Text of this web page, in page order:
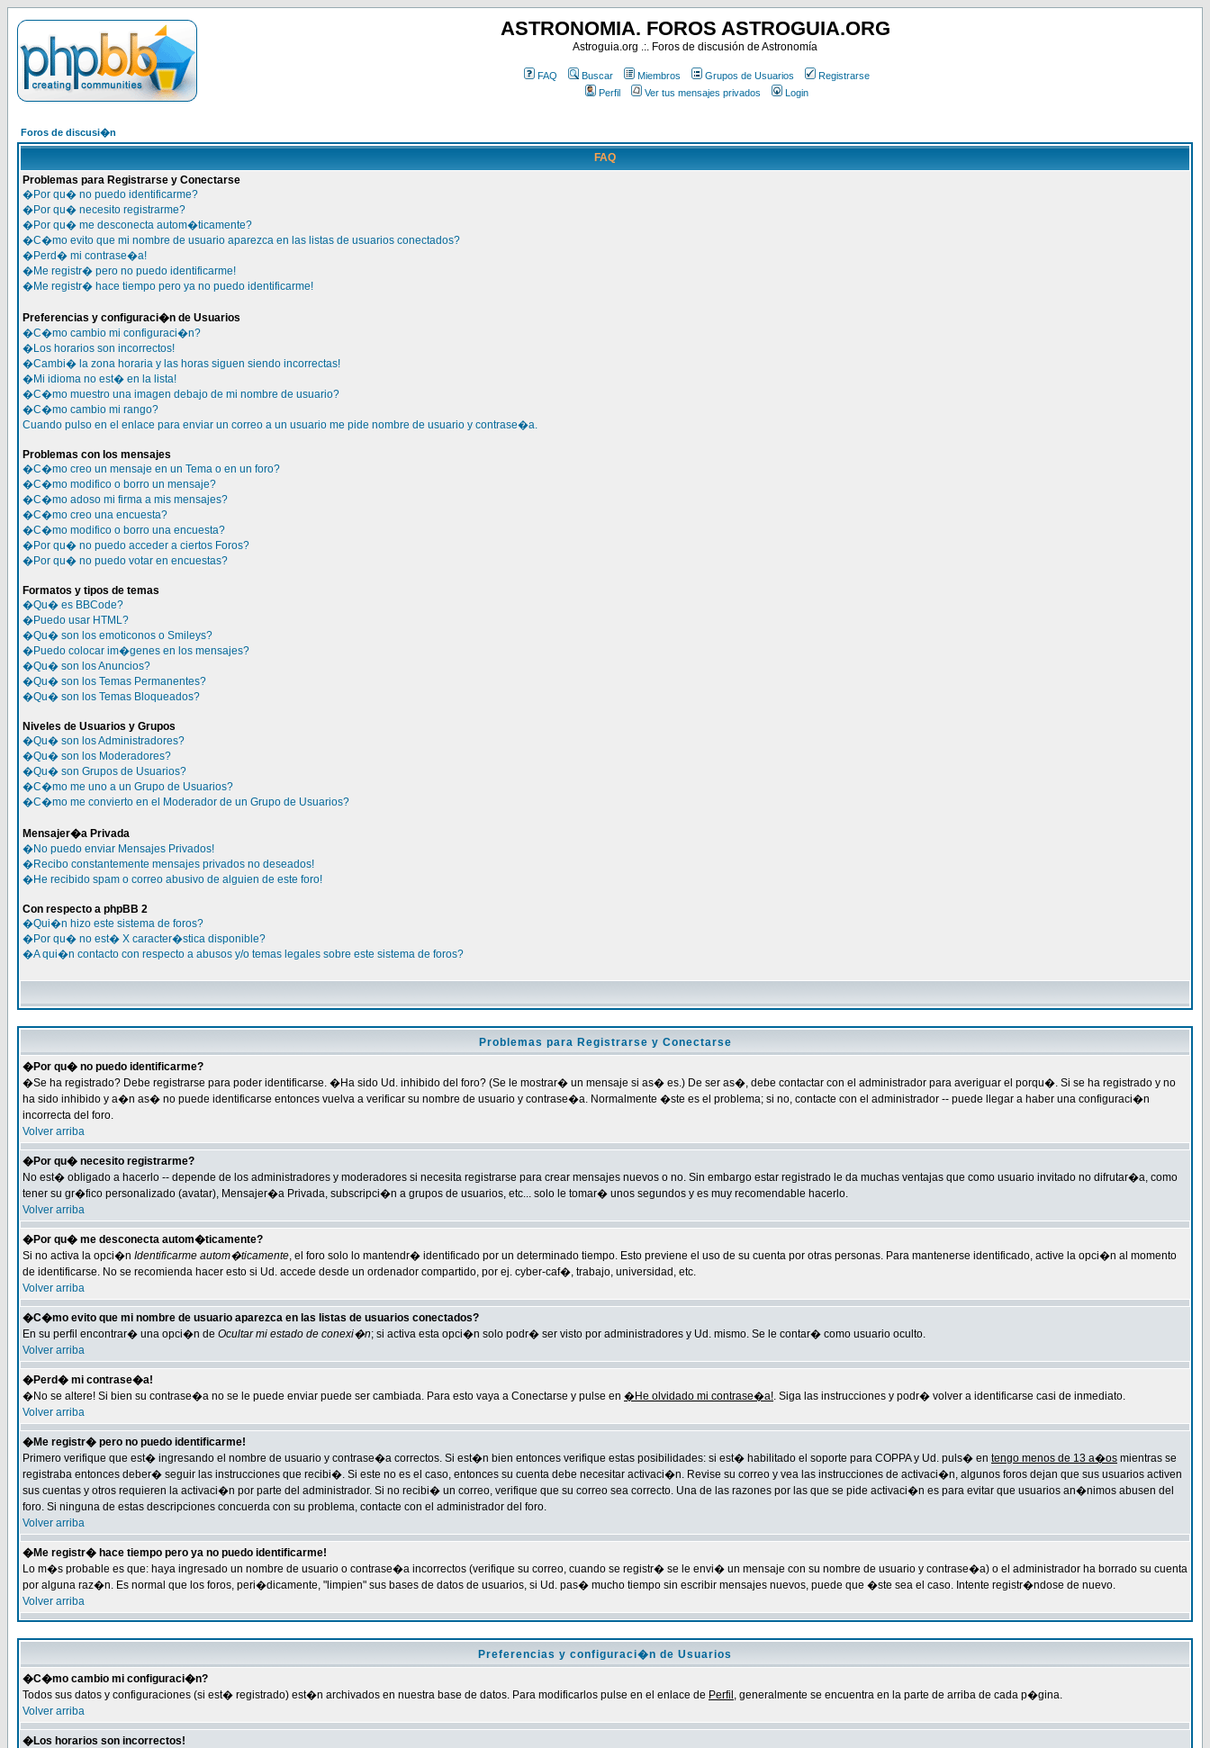
ASTRONOMIA. FOROS ASTROGUIA.ORG
Astroguia.org .:. Foros de discusión de Astronomía
FAQ Buscar Miembros Grupos de Usuarios
Registrarse
Perfil
Ver tus mensajes privados Login
Foros de discusi�n
FAQ
Problemas para Registrarse y Conectarse
�Por qu� no puedo identificarme?
�Por qu� necesito registrarme?
�Por qu� me desconecta autom�ticamente?
�C�mo evito que mi nombre de usuario aparezca en las listas de usuarios conectados?
�Perd� mi contrase�a!
�Me registr� pero no puedo identificarme!
�Me registr� hace tiempo pero ya no puedo identificarme!
Preferencias y configuraci�n de Usuarios
�C�mo cambio mi configuraci�n?
�Los horarios son incorrectos!
�Cambi� la zona horaria y las horas siguen siendo incorrectas!
�Mi idioma no est� en la lista!
�C�mo muestro una imagen debajo de mi nombre de usuario?
�C�mo cambio mi rango?
Cuando pulso en el enlace para enviar un correo a un usuario me pide nombre de usuario y contrase�a.
Problemas con los mensajes
�C�mo creo un mensaje en un Tema o en un foro?
�C�mo modifico o borro un mensaje?
�C�mo adoso mi firma a mis mensajes?
�C�mo creo una encuesta?
�C�mo modifico o borro una encuesta?
�Por qu� no puedo acceder a ciertos Foros?
�Por qu� no puedo votar en encuestas?
Formatos y tipos de temas
�Qu� es BBCode?
�Puedo usar HTML?
�Qu� son los emoticonos o Smileys?
�Puedo colocar im�genes en los mensajes?
�Qu� son los Anuncios?
�Qu� son los Temas Permanentes?
�Qu� son los Temas Bloqueados?
Niveles de Usuarios y Grupos
�Qu� son los Administradores?
�Qu� son los Moderadores?
�Qu� son Grupos de Usuarios?
�C�mo me uno a un Grupo de Usuarios?
�C�mo me convierto en el Moderador de un Grupo de Usuarios?
Mensajer�a Privada
�No puedo enviar Mensajes Privados!
�Recibo constantemente mensajes privados no deseados!
�He recibido spam o correo abusivo de alguien de este foro!
Con respecto a phpBB 2
�Qui�n hizo este sistema de foros?
�Por qu� no est� X caracter�stica disponible?
�A qui�n contacto con respecto a abusos y/o temas legales sobre este sistema de foros?
Problemas para Registrarse y Conectarse
�Por qu� no puedo identificarme?
�Se ha registrado? Debe registrarse para poder identificarse. �Ha sido Ud. inhibido del foro? (Se le mostrar� un mensaje si as� es.) De ser as�, debe contactar con el administrador para averiguar el porqu�. Si se ha registrado y no
ha sido inhibido y a�n as� no puede identificarse entonces vuelva a verificar su nombre de usuario y contrase�a. Normalmente �ste es el problema; si no, contacte con el administrador -- puede llegar a haber una configuraci�n
incorrecta del foro.
Volver arriba
�Por qu� necesito registrarme?
No est� obligado a hacerlo -- depende de los administradores y moderadores si necesita registrarse para crear mensajes nuevos o no. Sin embargo estar registrado le da muchas ventajas que como usuario invitado no difrutar�a, como
tener su gr�fico personalizado (avatar), Mensajer�a Privada, subscripci�n a grupos de usuarios, etc... solo le tomar� unos segundos y es muy recomendable hacerlo.
Volver arriba
�Por qu� me desconecta autom�ticamente?
Si no activa la opci�n Identificarme autom�ticamente, el foro solo lo mantendr� identificado por un determinado tiempo. Esto previene el uso de su cuenta por otras personas. Para mantenerse identificado, active la opci�n al momento
de identificarse. No se recomienda hacer esto si Ud. accede desde un ordenador compartido, por ej. cyber-caf�, trabajo, universidad, etc.
Volver arriba
�C�mo evito que mi nombre de usuario aparezca en las listas de usuarios conectados?
En su perfil encontrar� una opci�n de Ocultar mi estado de conexi�n; si activa esta opci�n solo podr� ser visto por administradores y Ud. mismo. Se le contar� como usuario oculto.
Volver arriba
�Perd� mi contrase�a!
�No se altere! Si bien su contrase�a no se le puede enviar puede ser cambiada. Para esto vaya a Conectarse y pulse en �He olvidado mi contrase�a!. Siga las instrucciones y podr� volver a identificarse casi de inmediato.
Volver arriba
�Me registr� pero no puedo identificarme!
Primero verifique que est� ingresando el nombre de usuario y contrase�a correctos. Si est�n bien entonces verifique estas posibilidades: si est� habilitado el soporte para COPPA y Ud. puls� en tengo menos de 13 a�os mientras se
registraba entonces deber� seguir las instrucciones que recibi�. Si este no es el caso, entonces su cuenta debe necesitar activaci�n. Revise su correo y vea las instrucciones de activaci�n, algunos foros dejan que sus usuarios activen
sus cuentas y otros requieren la activaci�n por parte del administrador. Si no recibi� un correo, verifique que su correo sea correcto. Una de las razones por las que se pide activaci�n es para evitar que usuarios an�nimos abusen del
foro. Si ninguna de estas descripciones concuerda con su problema, contacte con el administrador del foro.
Volver arriba
�Me registr� hace tiempo pero ya no puedo identificarme!
Lo m�s probable es que: haya ingresado un nombre de usuario o contrase�a incorrectos (verifique su correo, cuando se registr� se le envi� un mensaje con su nombre de usuario y contrase�a) o el administrador ha borrado su cuenta
por alguna raz�n. Es normal que los foros, peri�dicamente, "limpien" sus bases de datos de usuarios, si Ud. pas� mucho tiempo sin escribir mensajes nuevos, puede que �ste sea el caso. Intente registr�ndose de nuevo.
Volver arriba
Preferencias y configuraci�n de Usuarios
�C�mo cambio mi configuraci�n?
Todos sus datos y configuraciones (si est� registrado) est�n archivados en nuestra base de datos. Para modificarlos pulse en el enlace de Perfil , generalmente se encuentra en la parte de arriba de cada p�gina.
Volver arriba
�Los horarios son incorrectos!